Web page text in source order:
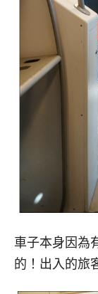
車子本身因為
的！出入的旅